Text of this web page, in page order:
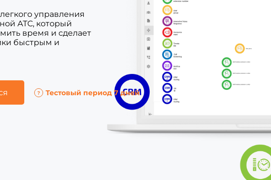
управления
АТС, который
время и сделает
быстрым и
Тестовый период 7 дней